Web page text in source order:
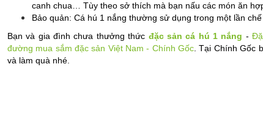
canh chua… Tùy theo sở thích mà bạn nấu các món ăn
Bảo quản: Cá hú 1 nắng thường sử dụng trong một lần
Bạn và gia đình chưa thưởng thức đặc sản cá hú 1 nắng -
đường mua sắm đặc sản Việt Nam - Chính Gốc . Tại Chính Gốc
và làm quà nhé.